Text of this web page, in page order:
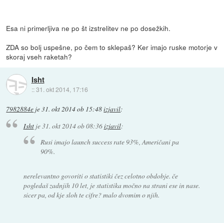
Esa ni primerljiva ne po št izstrelitev ne po dosežkih.
ZDA so bolj uspešne, po čem to sklepaš? Ker imajo ruske motorje v
skoraj vseh raketah?
Isht
::31. okt 2014, 17:16
7982884e je31. okt 2014 ob 15:48izjavil:
Ishtje31. okt 2014 ob 08:36izjavil:
Rusi imajo launch success rate 93%, Američani pa
90%.
nerelevantno govoriti o statistiki čez celotno obdobje. če
pogledaš zadnjih 10 let, je statistika močno na strani ese in nase.
sicer pa, od kje sloh te cifre? malo dvomim o njih.